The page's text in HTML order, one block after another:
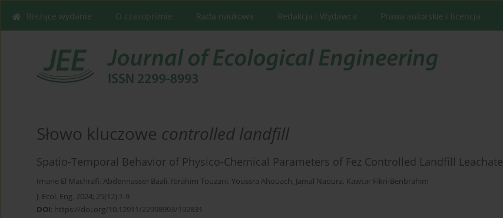
Bieżące wydanie O czasopiśmie Rada naukowa Redakcja i Wydawca Prawa autorskie i licencja
Słowo kluczowe controlled landfill
Spatio-Temporal Behavior of Physico-Chemical Parameters of Fez Controlled Landfill Leachate
Imane El Machrafi , Abdennasser Baali, Ibrahim Touzani, Youssra Ahouach, Jamal Naoura, Kawtar Fikri-Benbrahim
J. Ecol. Eng. 2024; 25(12):1-9
DOI: https://doi.org/10.12911/22998993/192831